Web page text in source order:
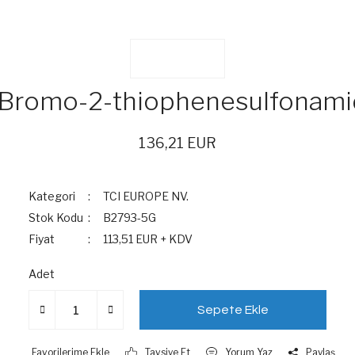
2-
136,21 EUR
Kategori
TCI EUROPE NV.
Stok Kodu
B2793-5G
Fiyat
113,51 EUR + KDV
Adet
Sepete Ekle
Tavsiye Et Yorum Yaz Paylaş